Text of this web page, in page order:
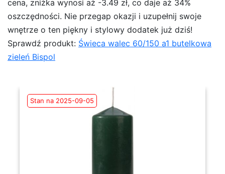
cena, zniżka wynosi aż -3.49 zł, co daje aż 34%
oszczędności. Nie przegap okazji i uzupełnij swoje
wnętrze o ten piękny i stylowy dodatek już dziś!
Sprawdź produkt: Świeca walec 60/150 a1 butelkowa
zieleń Bispol
Stan na 2025-09-05